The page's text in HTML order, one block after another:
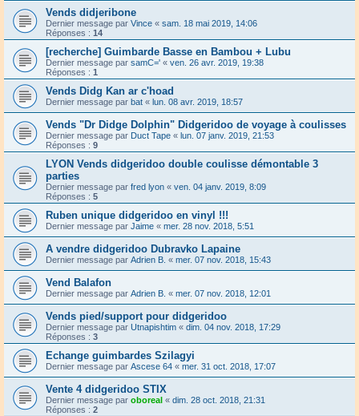
Vends didjeribone
Dernier message par Vince « sam. 18 mai 2019, 14:06
Réponses : 14
[recherche] Guimbarde Basse en Bambou + Lubu
Dernier message par samC=' « ven. 26 avr. 2019, 19:38
Réponses : 1
Vends Didg Kan ar c'hoad
Dernier message par bat « lun. 08 avr. 2019, 18:57
Vends "Dr Didge Dolphin" Didgeridoo de voyage à coulisses
Dernier message par Duct Tape « lun. 07 janv. 2019, 21:53
Réponses : 9
LYON Vends didgeridoo double coulisse démontable 3
parties
Dernier message par fred lyon « ven. 04 janv. 2019, 8:09
Réponses : 5
Ruben unique didgeridoo en vinyl !!!
Dernier message par Jaime « mer. 28 nov. 2018, 5:51
A vendre didgeridoo Dubravko Lapaine
Dernier message par Adrien B. « mer. 07 nov. 2018, 15:43
Vend Balafon
Dernier message par Adrien B. « mer. 07 nov. 2018, 12:01
Vends pied/support pour didgeridoo
Dernier message par Utnapishtim « dim. 04 nov. 2018, 17:29
Réponses : 3
Echange guimbardes Szilagyi
Dernier message par Ascese 64 « mer. 31 oct. 2018, 17:07
Vente 4 didgeridoo STIX
Dernier message par oboreal « dim. 28 oct. 2018, 21:31
Réponses : 2